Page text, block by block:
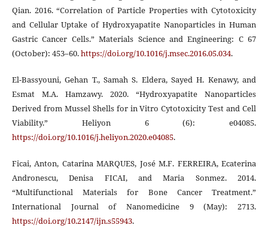
Qian. 2016. “Correlation of Particle Properties with Cytotoxicity
and Cellular Uptake of Hydroxyapatite Nanoparticles in Human
Gastric Cancer Cells.” Materials Science and Engineering: C 67
(October): 453–60.https://doi.org/10.1016/j.msec.2016.05.034.
El-Bassyouni, Gehan T., Samah S. Eldera, Sayed H. Kenawy, and
Esmat M.A. Hamzawy. 2020. “Hydroxyapatite Nanoparticles
Derived from Mussel Shells for in Vitro Cytotoxicity Test and Cell
Viability.” Heliyon 6 (6): e04085.
https://doi.org/10.1016/j.heliyon.2020.e04085.
Ficai, Anton, Catarina MARQUES, José M.F. FERREIRA, Ecaterina
Andronescu, Denisa FICAI, and Maria Sonmez. 2014.
“Multifunctional Materials for Bone Cancer Treatment.”
International Journal of Nanomedicine 9 (May): 2713.
https://doi.org/10.2147/ijn.s55943.